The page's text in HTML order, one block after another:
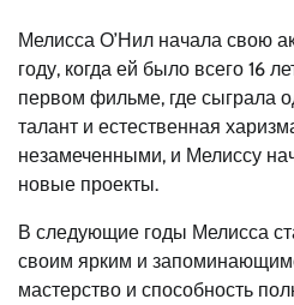
Мелисса О’Нил начала свою
году, когда ей было всего 16
первом фильме, где сыграла
талант и естественная
незамеченными, и Мелиссу
новые проекты.
В следующие годы Мелисса
своим ярким и
мастерство и способность